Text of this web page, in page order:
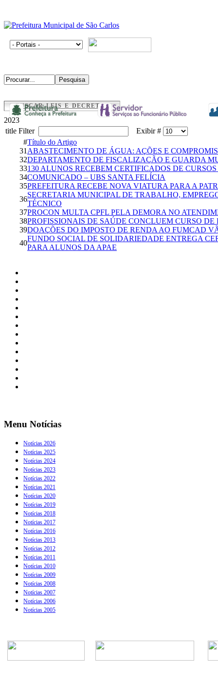
BUSCAR LEIS E DECRETOS
2023
title Filter
Exibir #
#Título do Artigo
31 ABASTECIMENTO DE ÁGUA: AÇÕES E
32DEPARTAMENTO DE FISCALIZAÇÃO E GUARDA
33130 ALUNOS RECEBEM CERTIFICADOS DE
34COMUNICADO – UBS SANTA FELÍCIA
35PREFEITURA RECEBE NOVA VIATURA PARA A
36
SECRETARIA MUNICIPAL DE TRABALHO,
TÉCNICO
37PROCON MULTA CPFL PELA DEMORA NO
38PROFISSIONAIS DE SAÚDE CONCLUEM CURSO
39DOAÇÕES DO IMPOSTO DE RENDA AO FUMCAD
40
FUNDO SOCIAL DE SOLIDARIEDADE ENTREGA
PARA ALUNOS DA APAE
Menu Notícias
Notícias 2026
Notícias 2025
Notícias 2024
Notícias 2023
Notícias 2022
Notícias 2021
Notícias 2020
Notícias 2019
Notícias 2018
Notícias 2017
Notícias 2016
Notícias 2013
Notícias 2012
Notícias 2011
Notícias 2010
Notícias 2009
Notícias 2008
Notícias 2007
Notícias 2006
Notícias 2005